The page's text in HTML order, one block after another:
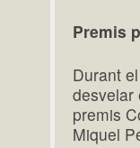
Premis
Durant
desvelar
premis
Miquel